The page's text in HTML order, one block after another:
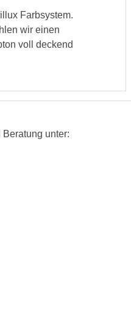
Farbsystem.
wir einen
voll deckend
unter: